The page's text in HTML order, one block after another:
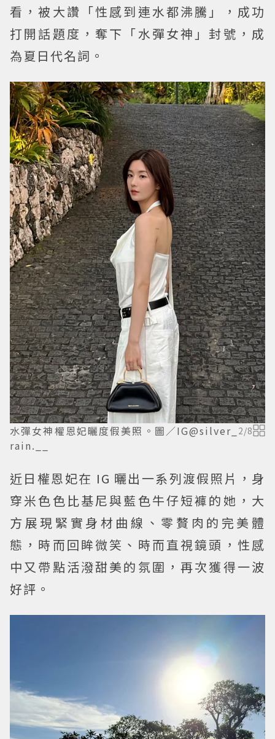
看，被大讚「性感到連水都沸騰」，成功
打開話題度，奪下「水彈女神」封號，成
為夏日代名詞。
水彈女神權恩妃曬度假美照。圖／IG@silver_
rain.__
2/8
近日權恩妃在 IG 曬出一系列渡假照片，身
穿米色色比基尼與藍色牛仔短褲的她，大
方展現緊實身材曲線、零贅肉的完美體
態，時而回眸微笑、時而直視鏡頭，性感
中又帶點活潑甜美的氛圍，再次獲得一波
好評。